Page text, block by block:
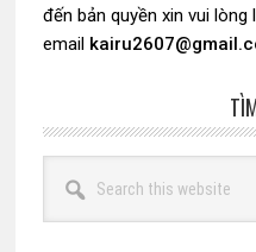
đến bản quyền xin vui lòng
email
this
website